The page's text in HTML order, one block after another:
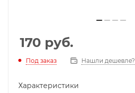
170 руб.
Под заказ Нашли дешевле?
Характеристики